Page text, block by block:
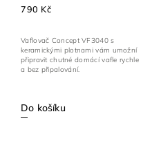
790 Kč
Do košíku
Vaflovač Concept VF3040 s
keramickými plotnami vám umožní
připravit chutné domácí vafle rychle
a bez připalování.